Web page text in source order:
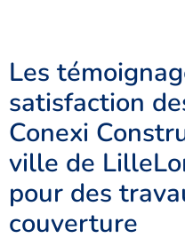
Les
satisfaction
Conexi
ville de
pour des
couverture